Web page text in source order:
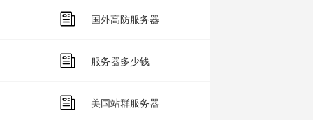
国外高防服务器
服务器多少钱
美国站群服务器